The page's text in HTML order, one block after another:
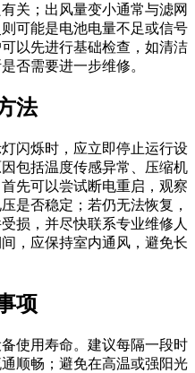
关；出风量变小通常与滤网
可能是电池电量不足或信号
以先进行基础检查，如清洁
否需要进一步维修。
法
闪烁时，应立即停止运行设
包括温度传感异常、压缩机
先可以尝试断电重启，观察
是否稳定；若仍无法恢复，
损，并尽快联系专业维修人
，应保持室内通风，避免长
项
使用寿命。建议每隔一段时
顺畅；避免在高温或强阳光